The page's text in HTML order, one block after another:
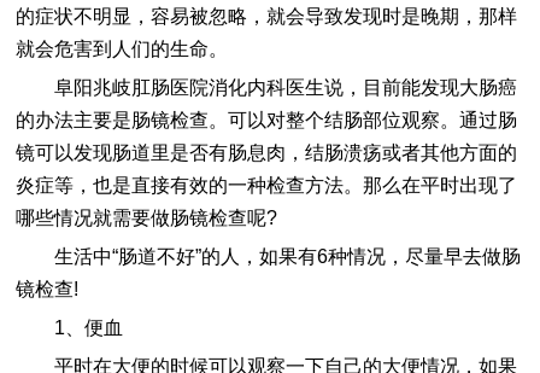
的症状不明显，容易被忽略，就会导致发现时是晚期，那样
就会危害到人们的生命。
阜阳兆岐肛肠医院消化内科医生说，目前能发现大肠癌
的办法主要是肠镜检查。可以对整个结肠部位观察。通过肠
镜可以发现肠道里是否有肠息肉，结肠溃疡或者其他方面的
炎症等，也是直接有效的一种检查方法。那么在平时出现了
哪些情况就需要做肠镜检查呢?
生活中“肠道不好”的人，如果有6种情况，尽量早去做肠
镜检查!
1、便血
平时在大便的时候可以观察一下自己的大便情况，如果